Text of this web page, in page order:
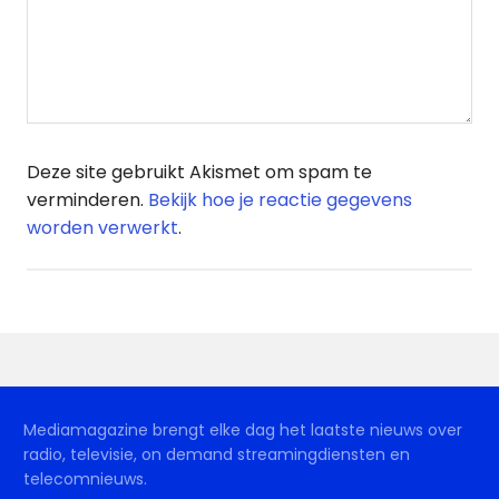
Deze site gebruikt Akismet om spam te
verminderen. Bekijk hoe je reactie gegevens
worden verwerkt.
Mediamagazine brengt elke dag het laatste nieuws over
radio, televisie, on demand streamingdiensten en
telecomnieuws.